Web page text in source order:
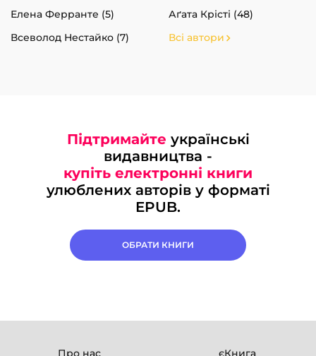
Елена Ферранте (5)
Аґата Крісті (48)
Всеволод Нестайко (7)
Всі автори
Підтримайте українські
видавництва -
купіть електронні книги
улюблених авторів у форматі
EPUB.
ОБРАТИ КНИГИ
Про нас єКнига